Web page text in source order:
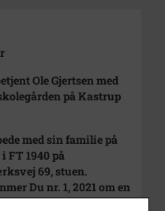
Ole Gjertsen med
på Kastrup
med sin familie på
FT 1940 på
69, stuen.
Du nr. 1, 2021 om en
på Kastrup